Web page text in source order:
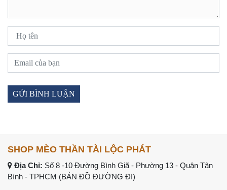
SHOP MÈO THẦN TÀI LỘC PHÁT
Địa Chỉ: Số 8 -10 Đường Bình Giã - Phường 13 - Quận Tân
Bình - TPHCM (BẢN ĐỒ ĐƯỜNG ĐI)